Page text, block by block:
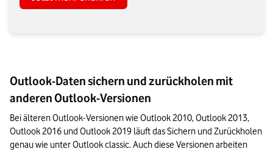
Outlook-Daten sichern und zurückholen mit
anderen Outlook-Versionen
Bei älteren Outlook-Versionen wie Outlook 2010, Outlook 2013,
Outlook 2016 und Outlook 2019 läuft das Sichern und Zurückholen
genau wie unter Outlook classic. Auch diese Versionen arbeiten